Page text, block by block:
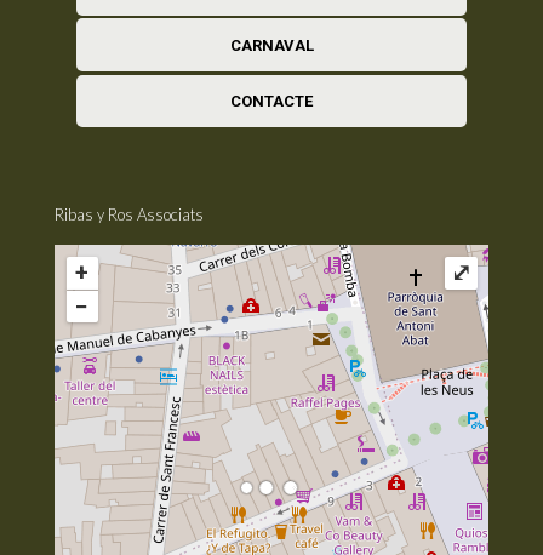
CARNAVAL
CONTACTE
Ribas y Ros Associats
+
−
⤢